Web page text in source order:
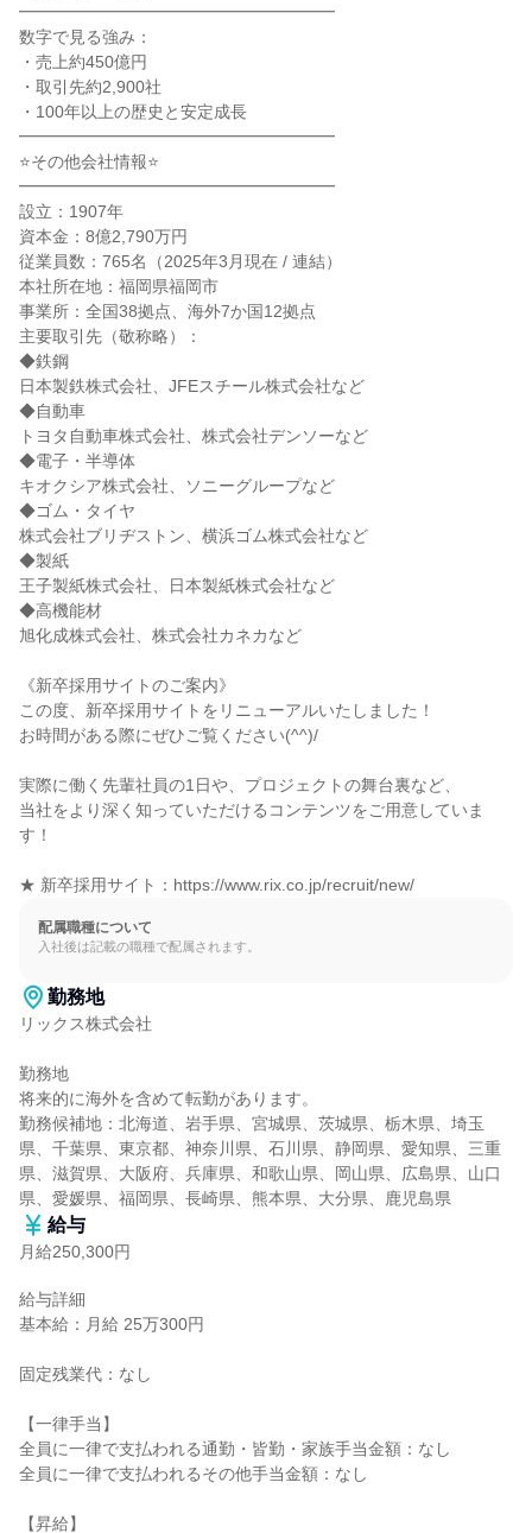
━━━━━━━━━━━━━━━━━━━
数字で見る強み：
・売上約450億円
・取引先約2,900社
・100年以上の歴史と安定成長
━━━━━━━━━━━━━━━━━━━
⭐その他会社情報⭐
━━━━━━━━━━━━━━━━━━━
設立：1907年
資本金：8億2,790万円
従業員数：765名（2025年3月現在 / 連結）
本社所在地：福岡県福岡市
事業所：全国38拠点、海外7か国12拠点
主要取引先（敬称略）：
◆鉄鋼
日本製鉄株式会社、JFEスチール株式会社など
◆自動車
トヨタ自動車株式会社、株式会社デンソーなど
◆電子・半導体
キオクシア株式会社、ソニーグループなど
◆ゴム・タイヤ
株式会社ブリヂストン、横浜ゴム株式会社など
◆製紙
王子製紙株式会社、日本製紙株式会社など
◆高機能材
旭化成株式会社、株式会社カネカなど
《新卒採用サイトのご案内》
この度、新卒採用サイトをリニューアルいたしました！
お時間がある際にぜひご覧ください(^^)/
実際に働く先輩社員の1日や、プロジェクトの舞台裏など、
当社をより深く知っていただけるコンテンツをご用意していま
す！
★ 新卒採用サイト：https://www.rix.co.jp/recruit/new/
配属職種について
入社後は記載の職種で配属されます。
勤務地
リックス株式会社
勤務地
将来的に海外を含めて転勤があります。
勤務候補地：北海道、岩手県、宮城県、茨城県、栃木県、埼玉
県、千葉県、東京都、神奈川県、石川県、静岡県、愛知県、三重
県、滋賀県、大阪府、兵庫県、和歌山県、岡山県、広島県、山口
県、愛媛県、福岡県、長崎県、熊本県、大分県、鹿児島県
給与
月給250,300円
給与詳細
基本給：月給 25万300円
固定残業代：なし
【一律手当】
全員に一律で支払われる通勤・皆勤・家族手当金額：なし
全員に一律で支払われるその他手当金額：なし
【昇給】